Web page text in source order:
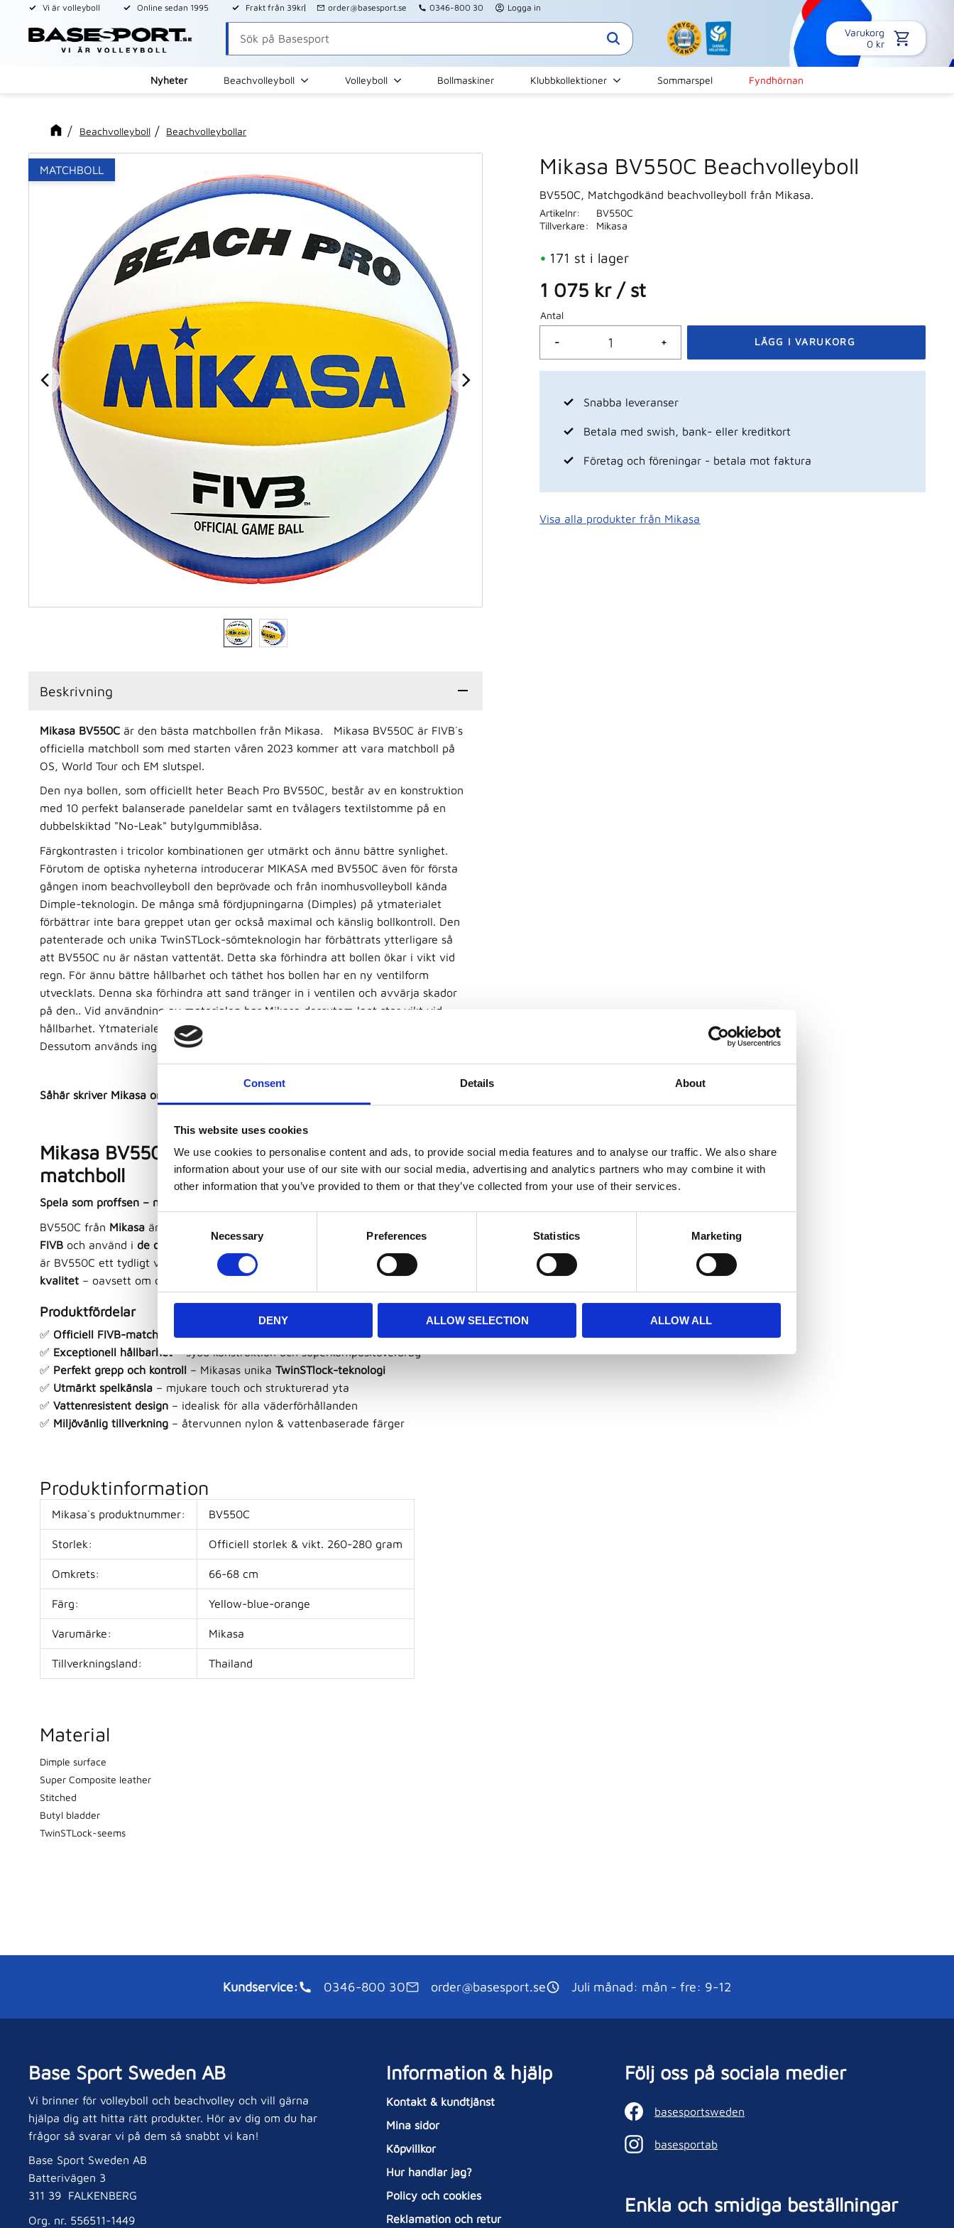
Consent Details About
This website uses cookies
We use cookies to personalise content and ads, to provide social media features and to analyse our traffic. We also share
information about your use of our site with our social media, advertising and analytics partners who may combine it with
other information that you’ve provided to them or that they’ve collected from your use of their services.
n
s
e
S
e
l
e
c
t
Necessary Preferences Statistics Marketing
DENY ALLOW SELECTION ALLOW ALL
Vi är volleyboll Online sedan 1995 Frakt från 39kr order@basesport.se 0346-800 30 Logga in
Varukorg
0 kr
Nyheter Beachvolleyboll Volleyboll Bollmaskiner Klubbkollektioner Sommarspel Fyndhörnan
Beachvolleyboll Beachvolleybollar
MATCHBOLL Mikasa BV550C Beachvolleyboll
BV550C, Matchgodkänd beachvolleyboll från Mikasa.
1 075 kr / st
Antal
+
-
171 st i lager
Artikelnr
BV550C
Tillverkare
Mikasa
Visa alla produkter från Mikasa
Snabba leveranser
Betala med swish, bank- eller kreditkort
Företag och föreningar - betala mot faktura
Beskrivning
Mikasa BV550C är den bästa matchbollen från Mikasa. Mikasa BV550C är FIVB´s
officiella matchboll som med starten våren 2023 kommer att vara matchboll på
OS, World Tour och EM slutspel.
Den nya bollen, som officiellt heter Beach Pro BV550C, består av en konstruktion
med 10 perfekt balanserade paneldelar samt en tvålagers textilstomme på en
dubbelskiktad "No-Leak" butylgummiblåsa.
Färgkontrasten i tricolor kombinationen ger utmärkt och ännu bättre synlighet.
Förutom de optiska nyheterna introducerar MIKASA med BV550C även för första
gången inom beachvolleyboll den beprövade och från inomhusvolleyboll kända
Dimple-teknologin. De många små fördjupningarna (Dimples) på ytmaterialet
förbättrar inte bara greppet utan ger också maximal och känslig bollkontroll. Den
patenterade och unika TwinSTLock-sömteknologin har förbättrats ytterligare så
att BV550C nu är nästan vattentät. Detta ska förhindra att bollen ökar i vikt vid
regn. För ännu bättre hållbarhet och täthet hos bollen har en ny ventilform
utvecklats. Denna ska förhindra att sand tränger in i ventilen och avvärja skador
på den.. Vid användning av materialen har Mikasa dessutom lagt stor vikt vid
hållbarhet. Ytmaterialet är ett högkvalitativt syntetiskt läder av återvunnet nylon.
Dessutom används inga lösningsmedelsbaserade färger.
Såhär skriver Mikasa om denna modell:
Mikasa BV550C Beachvolleyboll – Officiell FIVB-
matchboll
Spela som proffsen – med samma boll som används i OS och världsturneringar.
BV550C från Mikasa är den
FIVB och använd i de olympiska spelen
. Med sin distinkta design och FIVB-logotyp
är BV550C ett tydligt val för spelare som vill ha
maximal prestanda och pålitlig
kvalitet – oavsett om du spelar på elitnivå eller bara älskar sporten.
Produktfördelar
✅ Officiell FIVB-matchboll – använd i internationella turneringar och OS
✅ Exceptionell hållbarhet– sydd konstruktion och superkompositöverdrag
✅ Perfekt grepp och kontroll – Mikasas unika TwinSTlock-teknologi
✅ Utmärkt spelkänsla – mjukare touch och strukturerad yta
✅ Vattenresistent design – idealisk för alla väderförhållanden
✅ Miljövänlig tillverkning – återvunnen nylon & vattenbaserade färger
Produktinformation
Mikasa´s produktnummer: BV550C
Storlek: Officiell storlek & vikt. 260-280 gram
Omkrets: 66-68 cm
Färg: Yellow-blue-orange
Varumärke: Mikasa
Tillverkningsland: Thailand
Material
Dimple surface
Super Composite leather
Stitched
Butyl bladder
TwinSTLock-seems
Kundservice: 0346-800 30 order@basesport.se Juli månad: mån - fre: 9-12
Base Sport Sweden AB
Vi brinner för volleyboll och beachvolley och vill gärna
hjälpa dig att hitta rätt produkter. Hör av dig om du har
frågor så svarar vi på dem så snabbt vi kan!
Base Sport Sweden AB
Batterivägen 3
311 39 FALKENBERG
Org. nr. 556511-1449
Information & hjälp
Kontakt & kundtjänst
Mina sidor
Köpvillkor
Hur handlar jag?
Policy och cookies
Reklamation och retur
Följ oss på sociala medier
basesportsweden
basesportab
Enkla och smidiga beställningar